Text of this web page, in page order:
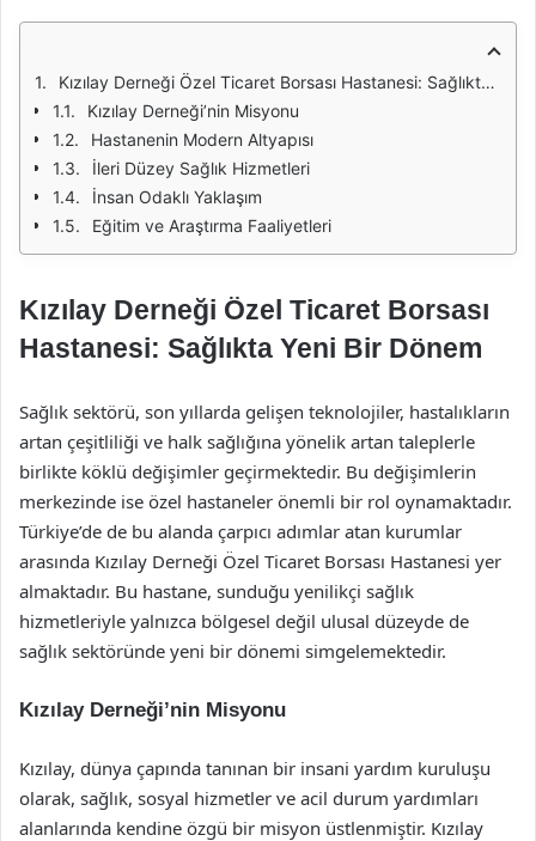
Kızılay Derneği Özel Ticaret Borsası Hastanesi: Sağlıkta Yeni Bir Dönem
Kızılay Derneği’nin Misyonu
Hastanenin Modern Altyapısı
İleri Düzey Sağlık Hizmetleri
İnsan Odaklı Yaklaşım
Eğitim ve Araştırma Faaliyetleri
Kızılay Derneği Özel Ticaret Borsası
Hastanesi: Sağlıkta Yeni Bir Dönem
Sağlık sektörü, son yıllarda gelişen teknolojiler, hastalıkların
artan çeşitliliği ve halk sağlığına yönelik artan taleplerle
birlikte köklü değişimler geçirmektedir. Bu değişimlerin
merkezinde ise özel hastaneler önemli bir rol oynamaktadır.
Türkiye’de de bu alanda çarpıcı adımlar atan kurumlar
arasında Kızılay Derneği Özel Ticaret Borsası Hastanesi yer
almaktadır. Bu hastane, sunduğu yenilikçi sağlık
hizmetleriyle yalnızca bölgesel değil ulusal düzeyde de
sağlık sektöründe yeni bir dönemi simgelemektedir.
Kızılay Derneği’nin Misyonu
Kızılay, dünya çapında tanınan bir insani yardım kuruluşu
olarak, sağlık, sosyal hizmetler ve acil durum yardımları
alanlarında kendine özgü bir misyon üstlenmiştir. Kızılay